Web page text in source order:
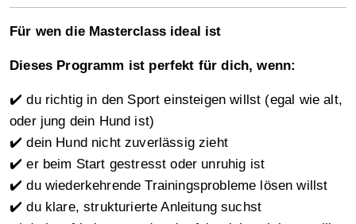
Für wen die Masterclass ideal ist
Dieses Programm ist perfekt für dich, wenn:
✔️ du richtig in den Sport einsteigen willst (egal wie alt,
oder jung dein Hund ist)
✔️ dein Hund nicht zuverlässig zieht
✔️ er beim Start gestresst oder unruhig ist
✔️ du wiederkehrende Trainingsprobleme lösen willst
✔️ du klare, strukturierte Anleitung suchst